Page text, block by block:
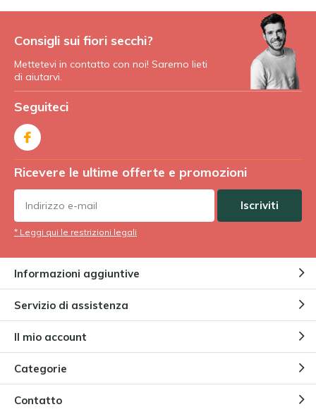
Consigli sui fiori secchi?
Mettetevi in contatto con noi! Saremo lieti
di aiutarvi.
Seguiteci
Ricevere le ultime offerte e promozioni
Iscriviti
* Leggi qui le restrizioni legali
Informazioni aggiuntive
Servizio di assistenza
Il mio account
Categorie
Contatto